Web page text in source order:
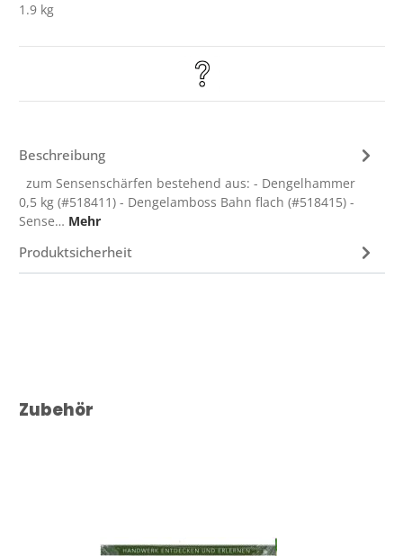
1.9 kg
Beschreibung
zum Sensenschärfen bestehend aus: - Dengelhammer
0,5 kg (#518411) - Dengelamboss Bahn flach (#518415) -
Sense… Mehr
Produktsicherheit
Produktgalerie überspringen
Zubehör